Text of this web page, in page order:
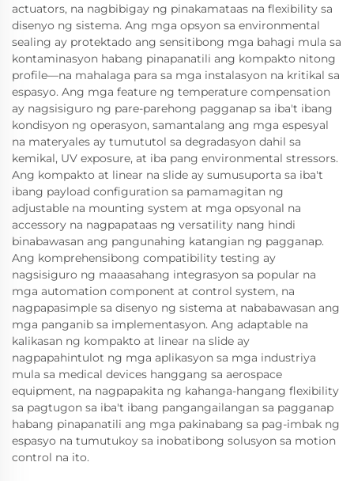
actuators, na nagbibigay ng pinakamataas na flexibility sa
disenyo ng sistema. Ang mga opsyon sa environmental
sealing ay protektado ang sensitibong mga bahagi mula sa
kontaminasyon habang pinapanatili ang kompakto nitong
profile—na mahalaga para sa mga instalasyon na kritikal sa
espasyo. Ang mga feature ng temperature compensation
ay nagsisiguro ng pare-parehong pagganap sa iba't ibang
kondisyon ng operasyon, samantalang ang mga espesyal
na materyales ay tumututol sa degradasyon dahil sa
kemikal, UV exposure, at iba pang environmental stressors.
Ang kompakto at linear na slide ay sumusuporta sa iba't
ibang payload configuration sa pamamagitan ng
adjustable na mounting system at mga opsyonal na
accessory na nagpapataas ng versatility nang hindi
binabawasan ang pangunahing katangian ng pagganap.
Ang komprehensibong compatibility testing ay
nagsisiguro ng maaasahang integrasyon sa popular na
mga automation component at control system, na
nagpapasimple sa disenyo ng sistema at nababawasan ang
mga panganib sa implementasyon. Ang adaptable na
kalikasan ng kompakto at linear na slide ay
nagpapahintulot ng mga aplikasyon sa mga industriya
mula sa medical devices hanggang sa aerospace
equipment, na nagpapakita ng kahanga-hangang flexibility
sa pagtugon sa iba't ibang pangangailangan sa pagganap
habang pinapanatili ang mga pakinabang sa pag-imbak ng
espasyo na tumutukoy sa inobatibong solusyon sa motion
control na ito.